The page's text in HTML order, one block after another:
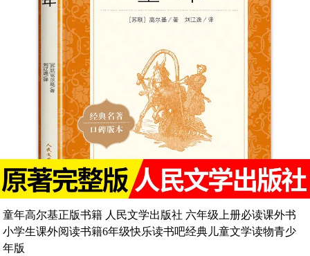
童年高尔基正版书籍 人民文学出版社 六年级上册必读课外书
小学生课外阅读书籍6年级快乐读书吧经典儿童文学读物青少
年版